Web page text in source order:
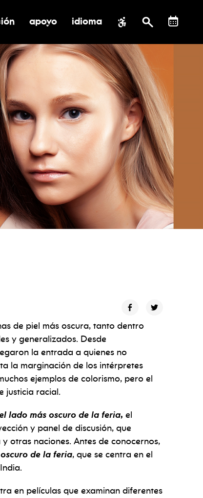
de impacto social
de educación
alternar submenú de asistencia
apoyo idioma
de piel más oscura, tanto dentro
y generalizados. Desde
la entrada a quienes no
la marginación de los intérpretes
ejemplos de colorismo, pero el
justicia racial.
lado más oscuro de la feria, el
y panel de discusión, que
otras naciones. Antes de conocernos,
de la feria, que se centra en el
en películas que examinan diferentes